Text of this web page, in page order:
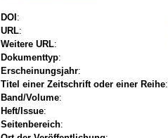
DOI :
URL:
Weitere URL:
Dokumenttyp:
Erscheinungsjahr:
Titel einer Zeitschrift oder einer Reihe:
Band/Volume:
Heft/Issue:
Seitenbereich: